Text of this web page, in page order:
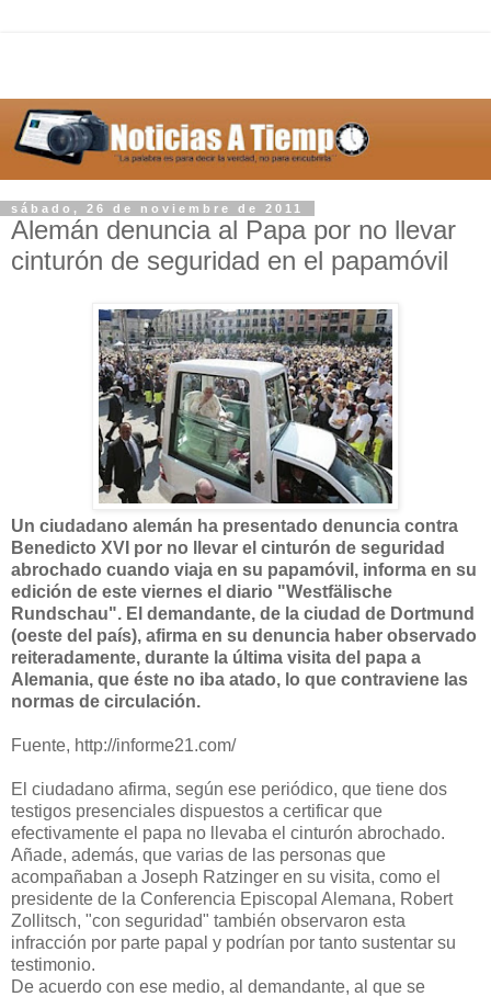
sábado, 26 de noviembre de 2011
Alemán denuncia al Papa por no llevar
cinturón de seguridad en el papamóvil
Un ciudadano alemán ha presentado denuncia contra
Benedicto XVI por no llevar el cinturón de seguridad
abrochado cuando viaja en su papamóvil, informa en su
edición de este viernes el diario "Westfälische
Rundschau". El demandante, de la ciudad de Dortmund
(oeste del país), afirma en su denuncia haber observado
reiteradamente, durante la última visita del papa a
Alemania, que éste no iba atado, lo que contraviene las
normas de circulación.
Fuente, http://informe21.com/
El ciudadano afirma, según ese periódico, que tiene dos
testigos presenciales dispuestos a certificar que
efectivamente el papa no llevaba el cinturón abrochado.
Añade, además, que varias de las personas que
acompañaban a Joseph Ratzinger en su visita, como el
presidente de la Conferencia Episcopal Alemana, Robert
Zollitsch, "con seguridad" también observaron esta
infracción por parte papal y podrían por tanto sustentar su
testimonio.
De acuerdo con ese medio, al demandante, al que se